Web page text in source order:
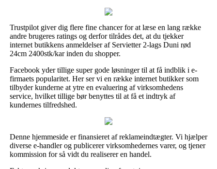
Trustpilot giver dig flere fine chancer for at læse en lang række
andre brugeres ratings og derfor tilrådes det, at du tjekker
internet butikkens anmeldelser af Servietter 2-lags Duni rød
24cm 2400stk/kar inden du shopper.
Facebook yder tillige super gode løsninger til at få indblik i e-
firmaets popularitet. Her ser vi en række internet butikker som
tilbyder kunderne at ytre en evaluering af virksomhedens
service, hvilket tillige bør benyttes til at få et indtryk af
kundernes tilfredshed.
Denne hjemmeside er finansieret af reklameindtægter. Vi hjælper
diverse e-handler og publicerer virksomhedernes varer, og tjener
kommission for så vidt du realiserer en handel.